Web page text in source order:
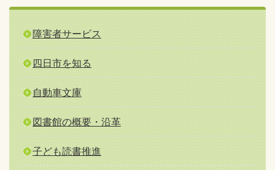
障害者サービス
四日市を知る
自動車文庫
図書館の概要・沿革
子ども読書推進